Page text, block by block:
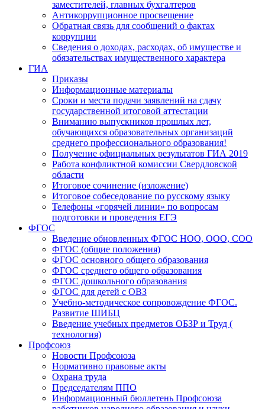
заместителей, главных бухгалтеров
Антикоррупционное просвещение
Обратная связь для сообщений о фактах
коррупции
Сведения о доходах, расходах, об имуществе и
обязательствах имущественного характера
ГИА
Приказы
Информационные материалы
Сроки и места подачи заявлений на сдачу
государственной итоговой аттестации
Вниманию выпускников прошлых лет,
обучающихся образовательных организаций
среднего профессионального образования!
Получение официальных результатов ГИА 2019
Работа конфликтной комиссии Свердловской
области
Итоговое сочинение (изложение)
Итоговое собеседование по русскому языку
Телефоны «горячей линии» по вопросам
подготовки и проведения ЕГЭ
ФГОС
Введение обновленных ФГОС НОО, ООО, СОО
ФГОС (общие положения)
ФГОС основного общего образования
ФГОС среднего общего образования
ФГОС дошкольного образования
ФГОС для детей с ОВЗ
Учебно-методическое сопровождение ФГОС.
Развитие ШИБЦ
Введение учебных предметов ОБЗР и Труд (
технология)
Профсоюз
Новости Профсоюза
Нормативно правовые акты
Охрана труда
Председателям ППО
Информационный бюллетень Профсоюза